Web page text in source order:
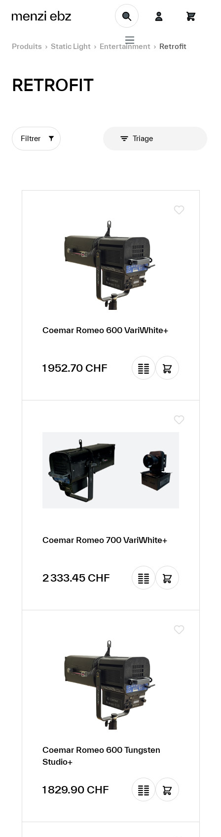
Aller au contenu principal
Produits Static Light Entertainment Retrofit
RETROFIT
Filtrer Triage
Coemar Romeo 600 VariWhite+
Prix régulier :
1 952.70 CHF
Coemar Romeo 700 VariWhite+
Prix régulier :
2 333.45 CHF
Coemar Romeo 600 Tungsten
Studio+
Prix régulier :
1 829.90 CHF